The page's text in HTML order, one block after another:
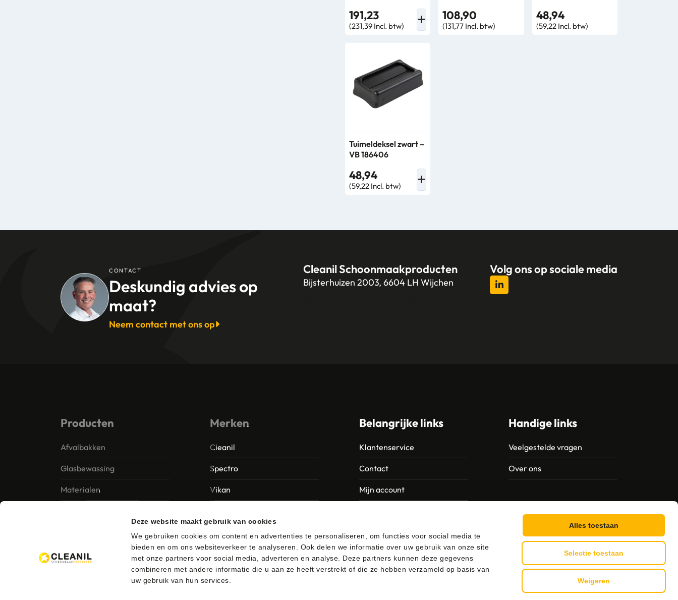
Deze website maakt gebruik van cookies
We gebruiken cookies om content en advertenties te personaliseren, om functies voor social media te
bieden en om ons websiteverkeer te analyseren. Ook delen we informatie over uw gebruik van onze site
met onze partners voor social media, adverteren en analyse. Deze partners kunnen deze gegevens
combineren met andere informatie die u aan ze heeft verstrekt of die ze hebben verzameld op basis van
uw gebruik van hun services.
Alles toestaan
Selectie toestaan
Weigeren
191,23
(231,39 Incl. btw)
108,90
(131,77 Incl. btw)
48,94
(59,22 Incl. btw)
Tuimeldeksel zwart –
VB 186406
48,94
(59,22 Incl. btw)
CONTACT
Deskundig advies op
maat?
Neem contact met ons op
Cleanil Schoonmaakproducten
Bijsterhuizen 2003, 6604 LH Wijchen
Volg ons op sociale media
Producten
Afvalbakken
Glasbewassing
Materialen
Merken
Cleanil
Spectro
Vikan
Unger
Belangrijke links
Klantenservice
Contact
Mijn account
Handige links
Veelgestelde vragen
Over ons